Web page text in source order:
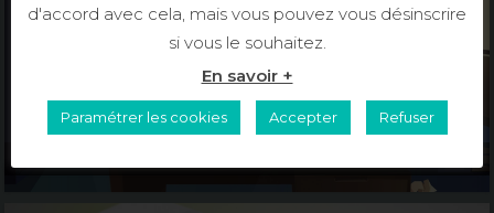
d'accord avec cela, mais vous pouvez vous désinscrire
si vous le souhaitez.
En savoir +
Paramétrer les cookies Accepter Refuser